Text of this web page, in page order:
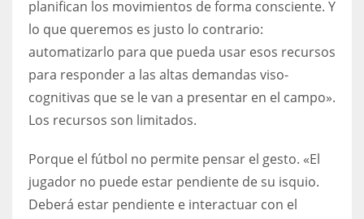
planifican los movimientos de forma consciente. Y
lo que queremos es justo lo contrario:
automatizarlo para que pueda usar esos recursos
para responder a las altas demandas viso-
cognitivas que se le van a presentar en el campo».
Los recursos son limitados.
Porque el fútbol no permite pensar el gesto. «El
jugador no puede estar pendiente de su isquio.
Deberá estar pendiente e interactuar con el